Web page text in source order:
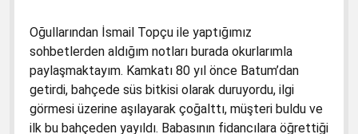
Oğullarından İsmail Topçu ile yaptığımız
sohbetlerden aldığım notları burada okurlarımla
paylaşmaktayım. Kamkatı 80 yıl önce Batum’dan
getirdi, bahçede süs bitkisi olarak duruyordu, ilgi
görmesi üzerine aşılayarak çoğalttı, müşteri buldu ve
ilk bu bahçeden yayıldı. Babasının fidancılara öğrettiği